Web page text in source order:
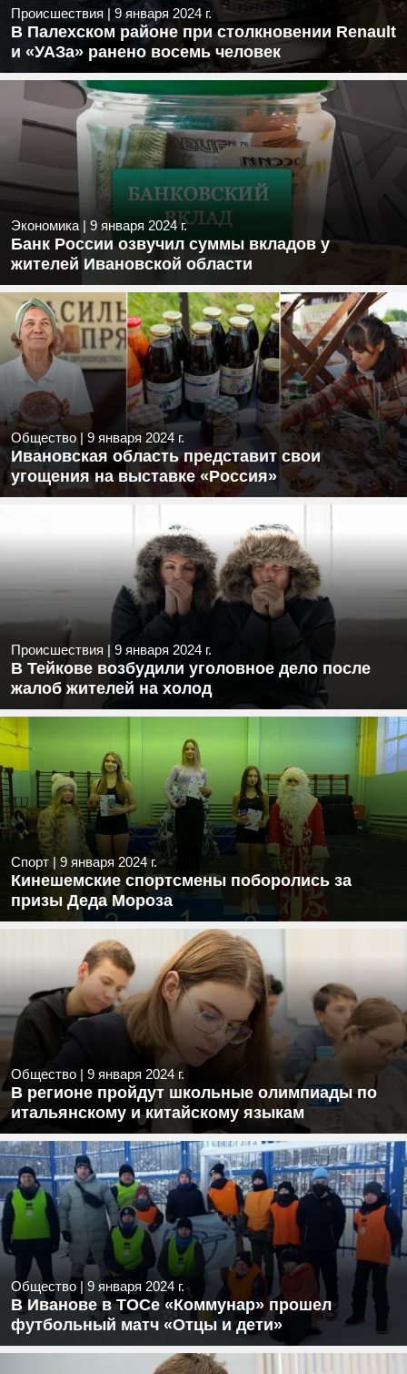
Происшествия | 9 января 2024 г.
В Палехском районе при столкновении Renault
и «УАЗа» ранено восемь человек
Экономика | 9 января 2024 г.
Банк России озвучил суммы вкладов у
жителей Ивановской области
Общество|9 января 2024 г.
Ивановская область представит свои
угощения на выставке «Россия»
Происшествия | 9 января 2024 г.
В Тейкове возбудили уголовное дело после
жалоб жителей на холод
Спорт | 9 января 2024 г.
Кинешемские спортсмены поборолись за
призы Деда Мороза
Общество | 9 января 2024 г.
В регионе пройдут школьные олимпиады по
итальянскому и китайскому языкам
Общество | 9 января 2024 г.
В Иванове в ТОСе «Коммунар» прошел
футбольный матч «Отцы и дети»